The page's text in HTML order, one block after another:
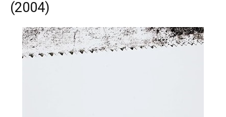
(2004)